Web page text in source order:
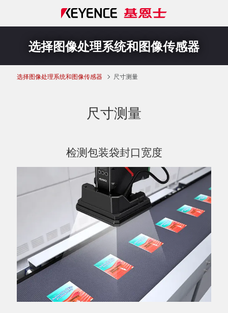
选择图像处理系统和图像传感器
选择图像处理系统和图像传感器 尺寸测量
尺寸测量
检测包装袋封口宽度